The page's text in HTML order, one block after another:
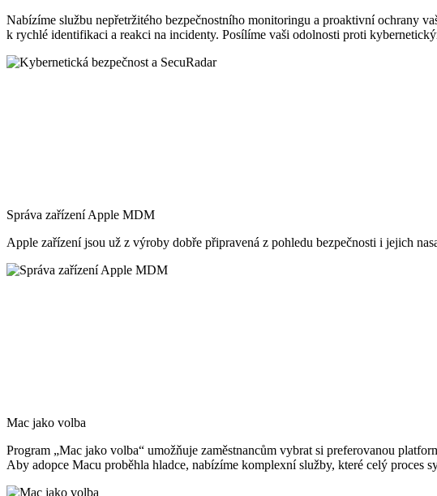
Nabízíme službu nepřetržitého bezpečnostního monitoringu a proaktivní ochrany
k rychlé identifikaci a reakci na incidenty. Posílíme vaši odolnosti proti
Správa zařízení Apple MDM
Apple zařízení jsou už z výroby dobře připravená z pohledu bezpečnosti i jejich
Mac jako volba
Program „Mac jako volba“ umožňuje zaměstnancům vybrat si preferovanou
Aby adopce Macu proběhla hladce, nabízíme komplexní služby, které celý proces